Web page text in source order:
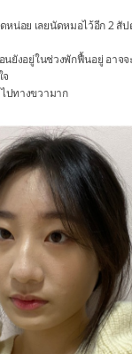
น่อย เลยนัดหมอไว้อีก 2 สั
นยังอยู่ในช่วงพักฟื้นอยู่ อาจ
ปทางขวามาก